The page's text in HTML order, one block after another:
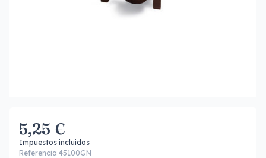
5,25 €
Impuestos incluidos
Referencia 45100GN